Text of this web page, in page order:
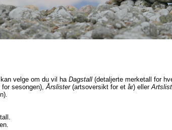
velge om du vil haDagstall (detaljerte merketall for
for sesongen),Årslister(artsoversikt for et år) eller